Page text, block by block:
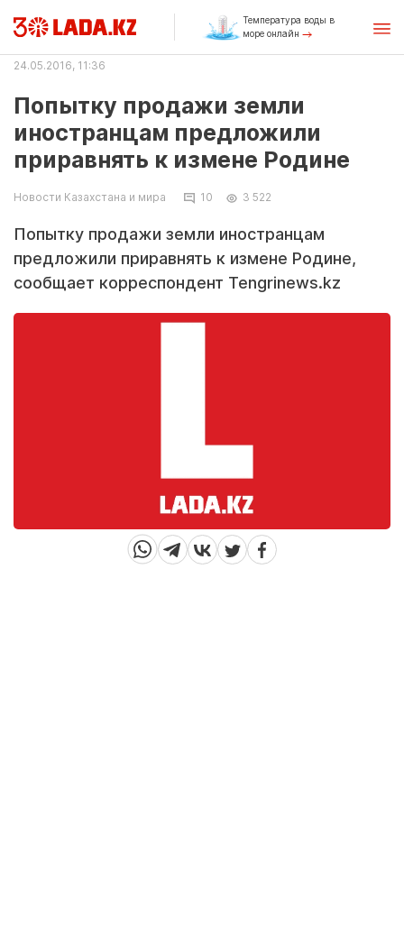
Температура воды в
море онлайн
24.05.2016, 11:36
Попытку продажи земли
иностранцам предложили
приравнять к измене Родине
Новости Казахстана и мира 10 3 522
Попытку продажи земли иностранцам
предложили приравнять к измене Родине,
сообщает корреспондент Tengrinews.kz